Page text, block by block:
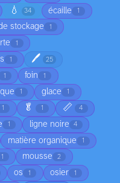
💧 34 écaille 1
stockage 1
1
1 🖊️ 25
1 foin 1
1 glace 1
1 🥬 1 📏 4
1 ligne noire 4
matière organique 1
1 mousse 2
os 1 osier 1